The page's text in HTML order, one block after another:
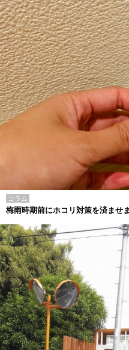
コラム
梅雨時期前にホコリ対策を済ませ